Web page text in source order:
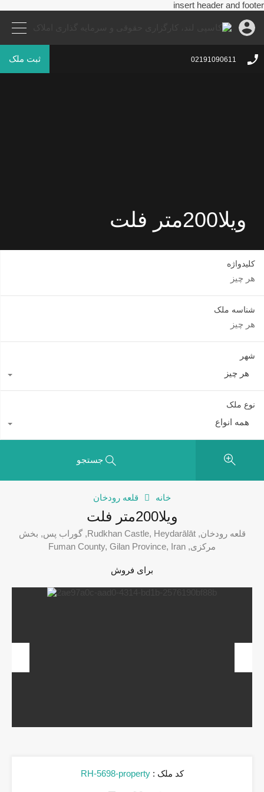
insert header and footer
02191090611 ثبت ملک
ویلا200متر فلت
کلیدواژه
شناسه ملک
شهر
هر چیز
نوع ملک
همه انواع
جستجو
خانه قلعه رودخان
ویلا200متر فلت
قلعه رودخان, Rudkhan Castle, Heydarālāt, گوراب پس, بخش
مرکزی, Fuman County, Gilan Province, Iran
برای فروش
کد ملک : RH-5698-property